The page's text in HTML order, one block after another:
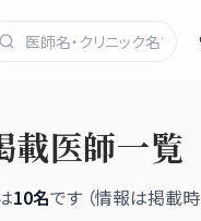
載医師一覧
10名です （情報は掲載